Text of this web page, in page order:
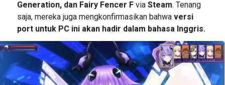
Generation, dan Fairy Fencer Fvia Steam. Tenang
saja, mereka juga mengkonfirmasikan bahwaversi
port untuk PC ini akan hadir dalam bahasa Inggris.